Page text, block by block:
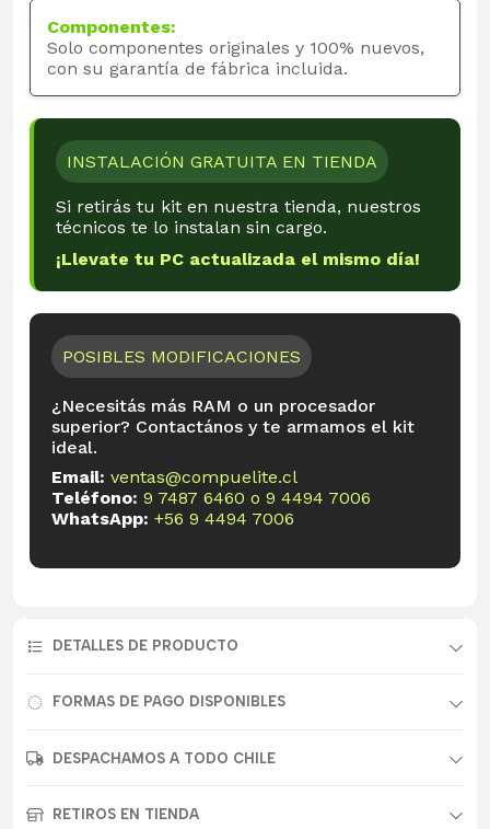
Componentes:
Solo componentes originales y 100% nuevos,
con su garantía de fábrica incluida.
INSTALACIÓN GRATUITA EN TIENDA
Si retirás tu kit en nuestra tienda, nuestros
técnicos te lo instalan sin cargo.
¡Llevate tu PC actualizada el mismo día!
POSIBLES MODIFICACIONES
¿Necesitás más RAM o un procesador
superior? Contactános y te armamos el kit
ideal.
Email: ventas@compuelite.cl
Teléfono: 9 7487 6460 o 9 4494 7006
WhatsApp: +56 9 4494 7006
DETALLES DE PRODUCTO
FORMAS DE PAGO DISPONIBLES
DESPACHAMOS A TODO CHILE
RETIROS EN TIENDA